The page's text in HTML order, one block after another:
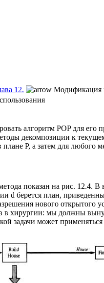
12.
Модификация
алгоритм POP для
декомпозиции к
плане Р, а затем для
показан на рис. 12.4.
d берется план,
нового открытого
в хирургии: мы должны
задачи может